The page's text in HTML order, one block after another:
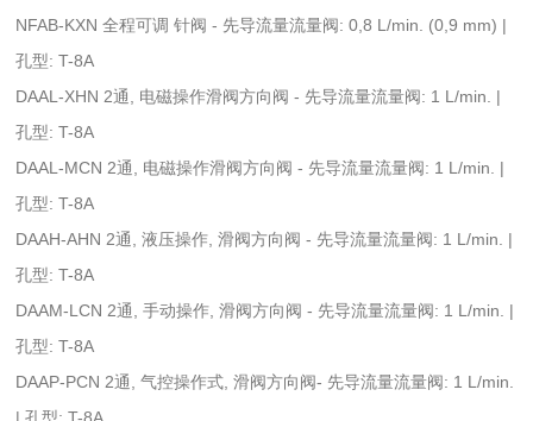
NFAB-KXN 全程可调 针阀 - 先导流量流量阀: 0,8 L/min. (0,9 mm) |
孔型: T-8A
DAAL-XHN 2通, 电磁操作滑阀方向阀 - 先导流量流量阀: 1 L/min. |
孔型: T-8A
DAAL-MCN 2通, 电磁操作滑阀方向阀 - 先导流量流量阀: 1 L/min. |
孔型: T-8A
DAAH-AHN 2通, 液压操作, 滑阀方向阀 - 先导流量流量阀: 1 L/min. |
孔型: T-8A
DAAM-LCN 2通, 手动操作, 滑阀方向阀 - 先导流量流量阀: 1 L/min. |
孔型: T-8A
DAAP-PCN 2通, 气控操作式, 滑阀方向阀- 先导流量流量阀: 1 L/min.